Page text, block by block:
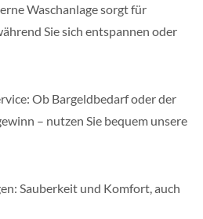
Waschanlage sorgt für
Sie sich entspannen oder
Ob Bargeldbedarf oder der
– nutzen Sie bequem unsere
Sauberkeit und Komfort, auch